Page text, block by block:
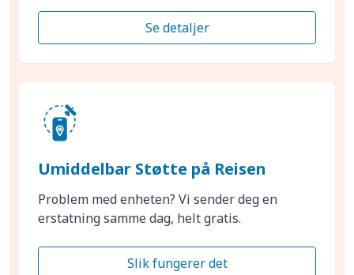
Se detaljer
Umiddelbar Støtte på Reisen
Problem med enheten? Vi sender deg en
erstatning samme dag, helt gratis.
Slik fungerer det